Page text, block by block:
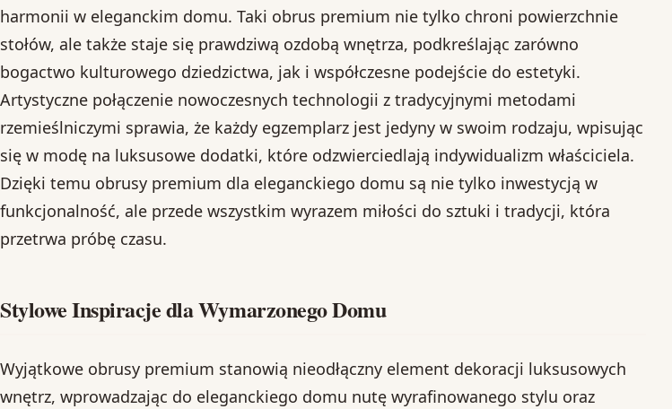
harmonii w eleganckim domu. Taki obrus premium nie tylko chroni powierzchnie
stołów, ale także staje się prawdziwą ozdobą wnętrza, podkreślając zarówno
bogactwo kulturowego dziedzictwa, jak i współczesne podejście do estetyki.
Artystyczne połączenie nowoczesnych technologii z tradycyjnymi metodami
rzemieślniczymi sprawia, że każdy egzemplarz jest jedyny w swoim rodzaju, wpisując
się w modę na luksusowe dodatki, które odzwierciedlają indywidualizm właściciela.
Dzięki temu obrusy premium dla eleganckiego domu są nie tylko inwestycją w
funkcjonalność, ale przede wszystkim wyrazem miłości do sztuki i tradycji, która
przetrwa próbę czasu.
Stylowe Inspiracje dla Wymarzonego Domu
Wyjątkowe obrusy premium stanowią nieodłączny element dekoracji luksusowych
wnętrz, wprowadzając do eleganckiego domu nutę wyrafinowanego stylu oraz